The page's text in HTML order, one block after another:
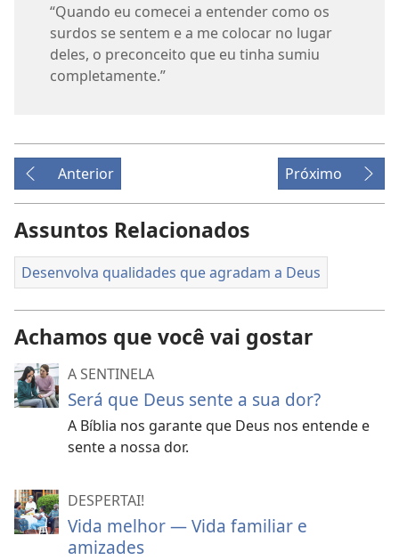
“Quando eu comecei a entender como os
surdos se sentem e a me colocar no lugar
deles, o preconceito que eu tinha sumiu
completamente.”
Anterior Próximo
Assuntos Relacionados
Desenvolva qualidades que agradam a Deus
Achamos que você vai gostar
A SENTINELA
Será que Deus sente a sua dor?
A Bíblia nos garante que Deus nos entende e
sente a nossa dor.
DESPERTAI!
Vida melhor — Vida familiar e
amizades